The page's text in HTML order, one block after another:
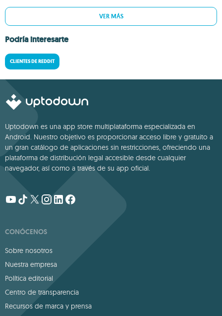
VER MÁS
Podría interesarte
CLIENTES DE REDDIT
Uptodown es una app store multiplataforma especializada en
Android. Nuestro objetivo es proporcionar acceso libre y gratuito a
un gran catálogo de aplicaciones sin restricciones, ofreciendo una
plataforma de distribución legal accesible desde cualquier
navegador, así como a través de su app oficial.
CONÓCENOS
Sobre nosotros
Nuestra empresa
Política editorial
Centro de transparencia
Recursos de marca y prensa